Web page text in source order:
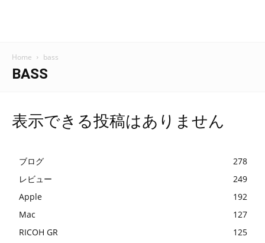
Home bass
BASS
表示できる投稿はありません
ブログ
278
レビュー
249
Apple
192
Mac
127
RICOH GR
125